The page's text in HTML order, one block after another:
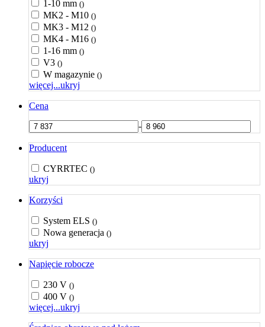
1-10 mm ()
MK2 - M10 ()
MK3 - M12 ()
MK4 - M16 ()
1-16 mm ()
V3 ()
W magazynie ()
więcej...ukryj
Cena
-
Producent
CYRRTEC ()
ukryj
Korzyści
System ELS ()
Nowa generacja ()
ukryj
Napięcie robocze
230 V ()
400 V ()
więcej...ukryj